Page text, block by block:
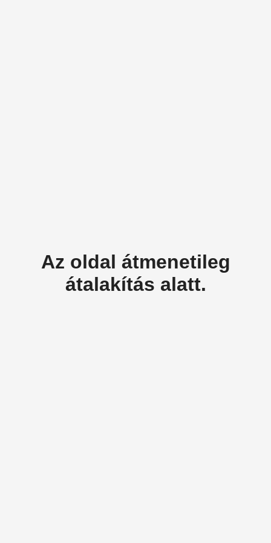
Az oldal átmenetileg
átalakítás alatt.